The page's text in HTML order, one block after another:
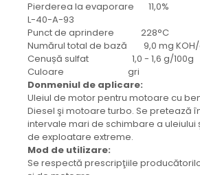
Motor electric si pompa hidraulica
Cilindru hidraulic si protectie
burduf
ERHEL - HYDRIS
Hidraulice
Electrice
Mecanice
Role, bucse si bolturi
Motoras electric si pompa
Cilindri si burdufuri protectie
Pierderea la evaporare 11,0%
L-40-A-93
Punct de aprindere 228°C
Numărul total de bază 9,0 mg
Cenușă sulfat 1,0 - 1,6 g/100g
Culoare gri
Donmeniul de aplicare:
Uleiul de motor pentru motoare cu
Diesel şi motoare turbo. Se pretează
intervale mari de schimbare a uleiului
de exploatare extreme.
Mod de utilizare:
Se respectă prescripţiile